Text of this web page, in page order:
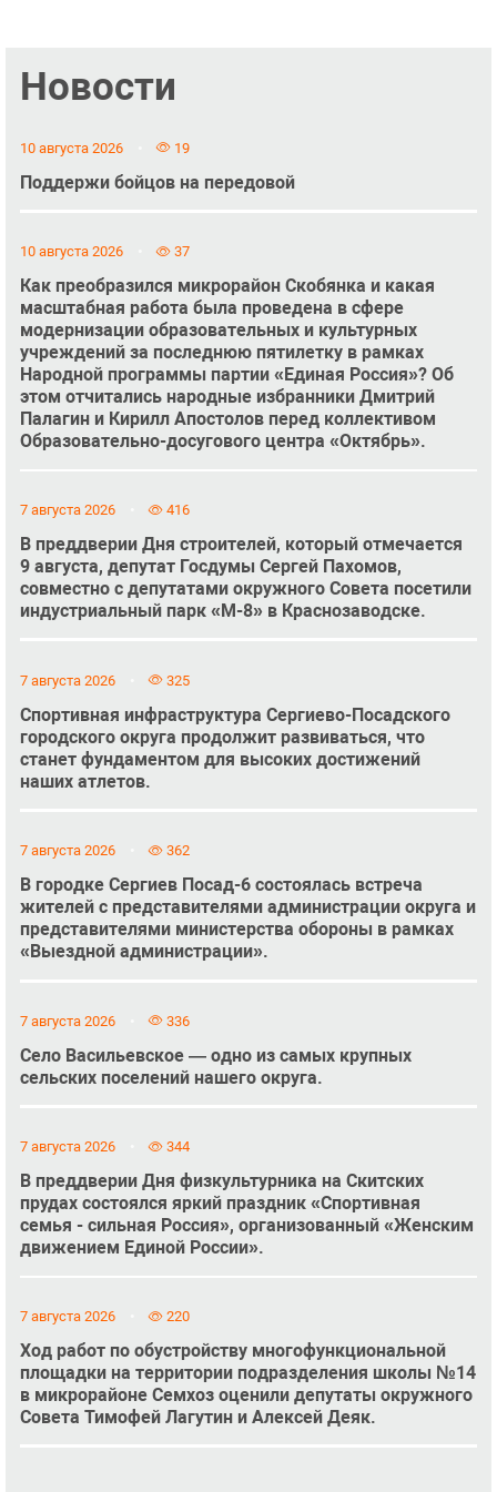
Новости
10 августа 2026 19
Поддержи бойцов на передовой
10 августа 2026 37
Как преобразился микрорайон Скобянка и какая
масштабная работа была проведена в сфере
модернизации образовательных и культурных
учреждений за последнюю пятилетку в рамках
Народной программы партии «Единая Россия»? Об
этом отчитались народные избранники Дмитрий
Палагин и Кирилл Апостолов перед коллективом
Образовательно-досугового центра «Октябрь».
7 августа 2026 416
В преддверии Дня строителей, который отмечается
9 августа, депутат Госдумы Сергей Пахомов,
совместно с депутатами окружного Совета посетили
индустриальный парк «М-8» в Краснозаводске.
7 августа 2026 325
Спортивная инфраструктура Сергиево-Посадского
городского округа продолжит развиваться, что
станет фундаментом для высоких достижений
наших атлетов.
7 августа 2026 362
В городке Сергиев Посад-6 состоялась встреча
жителей с представителями администрации округа и
представителями министерства обороны в рамках
«Выездной администрации».
7 августа 2026 336
Село Васильевское — одно из самых крупных
сельских поселений нашего округа.
7 августа 2026 344
В преддверии Дня физкультурника на Скитских
прудах состоялся яркий праздник «Спортивная
семья - сильная Россия», организованный «Женским
движением Единой России».
7 августа 2026 220
Ход работ по обустройству многофункциональной
площадки на территории подразделения школы №14
в микрорайоне Семхоз оценили депутаты окружного
Совета Тимофей Лагутин и Алексей Деяк.